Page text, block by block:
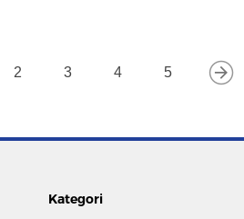
2 3 4 5
Kategori